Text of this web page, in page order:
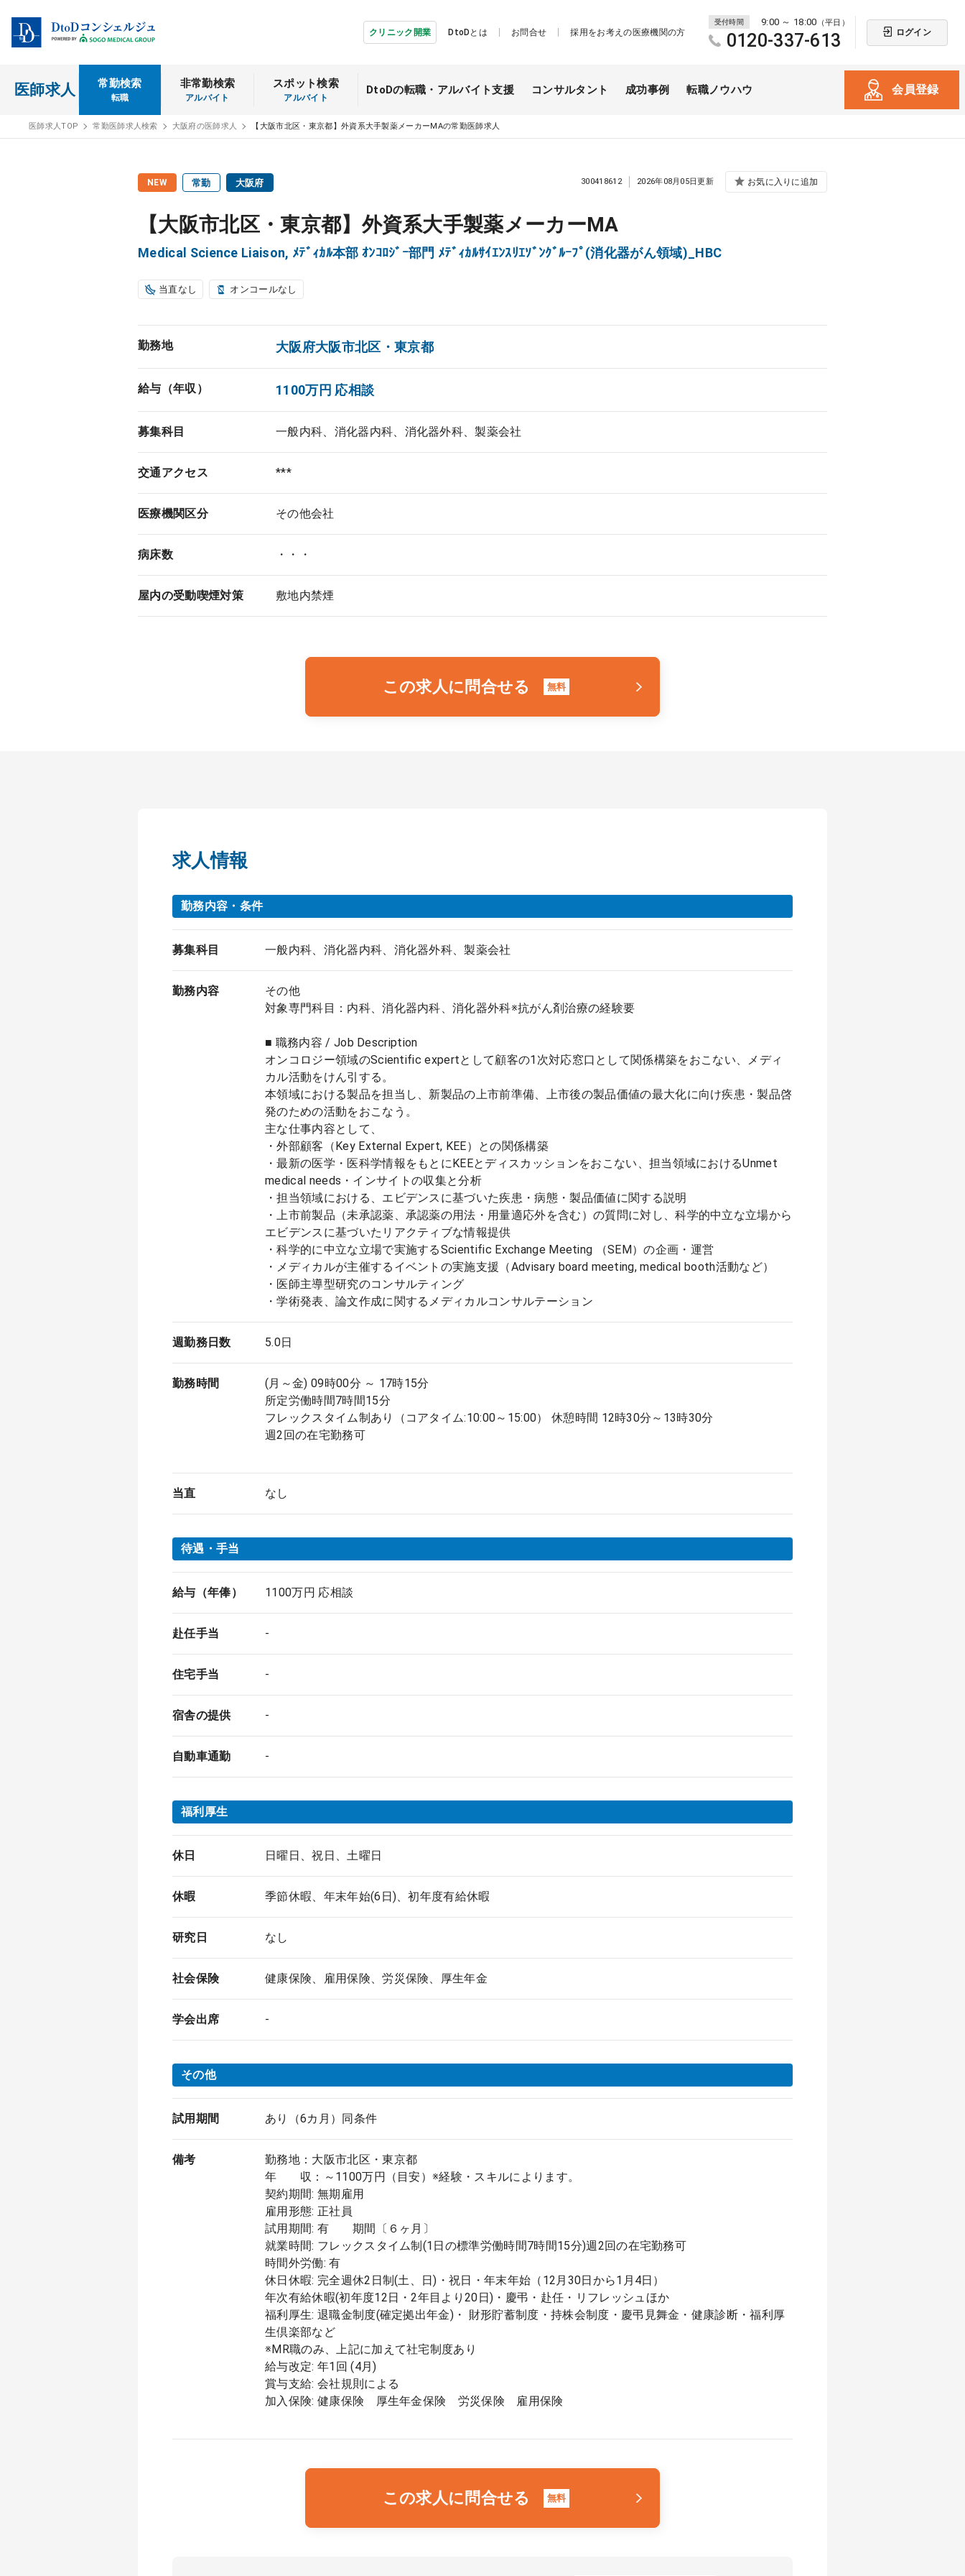
クリニック開業 DtoDとは お問合せ 採用をお考えの医療機関の方
受付時間 9:00 ～ 18:00 （平日）
0120-337-613 ログイン
医師求人 常勤検索
転職
非常勤検索
アルバイト
スポット検索
アルバイト
DtoDの転職・ アルバイト支援 コンサルタント 成功事例 転職ノウハウ 会員登録
医師求人TOP 常勤医師求人検索 大阪府の医師求人 【大阪市北区・東京都】外資系大手製薬メーカーMAの常勤医師求人
NEW 常勤 大阪府
【大阪市北区・東京都】外資系大手製薬メーカーMA
Medical Science Liaison, ﾒﾃﾞｨｶﾙ本部 ｵﾝｺﾛｼﾞｰ部門 ﾒﾃﾞｨｶﾙｻｲｴﾝｽﾘｴｿﾞﾝｸﾞﾙｰﾌﾟ(消化器がん領域)_HBC
300418612 2026年08月05日更新 お気に入りに追加
当直なし オンコールなし
勤務地 大阪府大阪市北区・東京都
給与（年収） 1100万円 応相談
募集科目 一般内科、消化器内科、消化器外科、製薬会社
交通アクセス ***
医療機関区分 その他会社
病床数 ・・・
屋内の受動喫煙対策 敷地内禁煙
この求人に問合せる 無料
求人情報
勤務内容・条件
募集科目 一般内科、消化器内科、消化器外科、製薬会社
勤務内容
その他
対象専門科目：内科、消化器内科、消化器外科※抗がん剤治療の経験要
■ 職務内容 / Job Description
オンコロジー領域のScientific expertとして顧客の1次対応窓口として関係構築をおこない、メディ
カル活動をけん引する。
本領域における製品を担当し、新製品の上市前準備、上市後の製品価値の最大化に向け疾患・製品啓
発のための活動をおこなう。
主な仕事内容として、
・外部顧客（Key External Expert, KEE）との関係構築
・最新の医学・医科学情報をもとにKEEとディスカッションをおこない、担当領域におけるUnmet
medical needs・インサイトの収集と分析
・担当領域における、エビデンスに基づいた疾患・病態・製品価値に関する説明
・上市前製品（未承認薬、承認薬の用法・用量適応外を含む）の質問に対し、科学的中立な立場から
エビデンスに基づいたリアクティブな情報提供
・科学的に中立な立場で実施するScientific Exchange Meeting （SEM）の企画・運営
・メディカルが主催するイベントの実施支援（Advisary board meeting, medical booth活動など）
・医師主導型研究のコンサルティング
・学術発表、論文作成に関するメディカルコンサルテーション
週勤務日数 5.0日
勤務時間
(月～金) 09時00分 ～ 17時15分
所定労働時間7時間15分
フレックスタイム制あり（コアタイム:10:00～15:00） 休憩時間 12時30分～13時30分
週2回の在宅勤務可
当直 なし
待遇・手当
給与（年俸） 1100万円 応相談
赴任手当 -
住宅手当 -
宿舎の提供 -
自動車通勤 -
福利厚生
休日 日曜日、祝日、土曜日
休暇 季節休暇、年末年始(6日)、初年度有給休暇
研究日 なし
社会保険 健康保険、雇用保険、労災保険、厚生年金
学会出席 -
その他
試用期間 あり（6カ月）同条件
備考
勤務地：大阪市北区・東京都
年 収：～1100万円（目安）※経験・スキルによります。
契約期間: 無期雇用
雇用形態: 正社員
試用期間: 有 期間〔６ヶ月〕
就業時間: フレックスタイム制(1日の標準労働時間7時間15分)週2回の在宅勤務可
時間外労働: 有
休日休暇: 完全週休2日制(土、日)・祝日・年末年始（12月30日から1月4日）
年次有給休暇(初年度12日・2年目より20日)・慶弔・赴任・リフレッシュほか
福利厚生: 退職金制度(確定拠出年金)・ 財形貯蓄制度・持株会制度・慶弔見舞金・健康診断・福利厚
生倶楽部など
※MR職のみ、上記に加えて社宅制度あり
給与改定: 年1回 (4月)
賞与支給: 会社規則による
加入保険: 健康保険 厚生年金保険 労災保険 雇用保険
この求人に問合せる 無料